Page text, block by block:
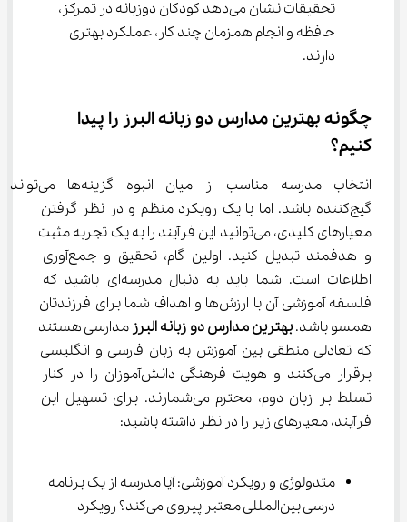
تحقیقات نشان می‌دهد کودکان دوزبانه در تمرکز،
حافظه و انجام همزمان چند کار، عملکرد بهتری
دارند.
چگونه بهترین مدارس دو زبانه البرز را پیدا
کنیم؟
انتخاب مدرسه مناسب از میان انبوه گزینه‌ها می‌تواند
گیج‌کننده باشد. اما با یک رویکرد منظم و در نظر گرفتن
معیارهای کلیدی، می‌توانید این فرآیند را به یک تجربه مثبت
و هدفمند تبدیل کنید. اولین گام، تحقیق و جمع‌آوری
اطلاعات است. شما باید به دنبال مدرسه‌ای باشید که
فلسفه آموزشی آن با ارزش‌ها و اهداف شما برای فرزندتان
همسو باشد. بهترین مدارس دو زبانه البرز مدارسی هستند
که تعادلی منطقی بین آموزش به زبان فارسی و انگلیسی
برقرار می‌کنند و هویت فرهنگی دانش‌آموزان را در کنار
تسلط بر زبان دوم، محترم می‌شمارند. برای تسهیل این
فرآیند، معیارهای زیر را در نظر داشته باشید:
متدولوژی و رویکرد آموزشی: آیا مدرسه از یک برنامه
درسی بین‌المللی معتبر پیروی می‌کند؟ رویکرد